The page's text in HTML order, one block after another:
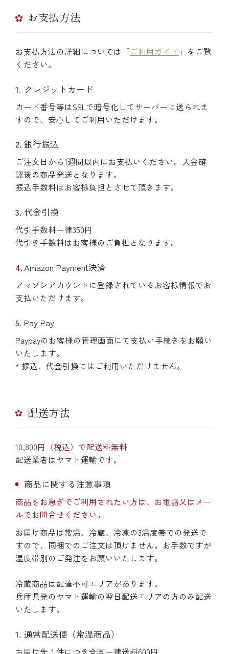
お支払方法
お支払方法の詳細については「ご利用ガイド 」をご覧
ください。
クレジットカード
カード番号等はSSLで暗号化してサーバーに送られま
すので、安心してご利用いただけます。
銀行振込
ご注文日から1週間以内にお支払いください。入金確
認後の商品発送となります。
振込手数料はお客様負担とさせて頂きます。
代金引換
代引手数料一律350円
代引き手数料はお客様のご負担となります。
Amazon Payment決済
アマゾンアカウントに登録されているお客様情報でお
支払いただけます。
Pay Pay
Paypayのお客様の管理画面にて支払い手続きをお願い
いたします。
* 振込、代金引換にはご利用いただけません。
配送方法
10,800円（税込）で配送料無料
配送業者はヤマト運輸です。
商品に関する注意事項
商品をお急ぎでご利用されたい方は、お電話又はメー
ルでお問合せください。
お届け商品は常温、冷蔵、冷凍の3温度帯での発送で
すので、同梱でのご注文は頂けません。お手数ですが
温度帯別のご発注をお願いいたします。
冷蔵商品は配達不可エリアがあります。
兵庫県発のヤマト運輸の翌日配送エリアの方のみ配送
いたします。
通常配送便（常温商品）
お届け先１件につき全国一律送料600円